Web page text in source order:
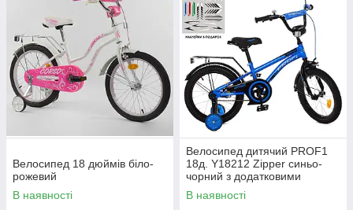
Велосипед 18 дюймів біло-
рожевий
В наявності
Велосипед дитячий PROF1
18д. Y18212 Zipper синьо-
чорний з додатковими
колесами
В наявності